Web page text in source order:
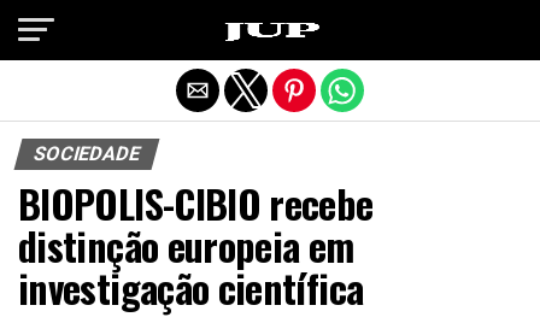
SOCIEDADE
BIOPOLIS-CIBIO recebe
distinção europeia em
investigação científica
Exit mobile version